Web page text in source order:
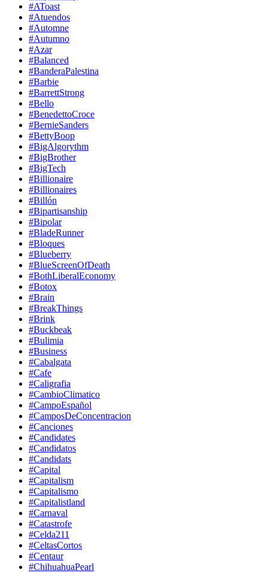
#AToast
#Atuendos
#Automne
#Autumno
#Azar
#Balanced
#BanderaPalestina
#Barbie
#BarrettStrong
#Bello
#BenedettoCroce
#BernieSanders
#BettyBoop
#BigAlgorythm
#BigBrother
#BigTech
#Billionaire
#Billionaires
#Billón
#Bipartisanship
#Bipolar
#BladeRunner
#Bloques
#Blueberry
#BlueScreenOfDeath
#BothLiberalEconomy
#Botox
#Brain
#BreakThings
#Brink
#Buckbeak
#Bulimia
#Business
#Cabalgata
#Cafe
#Caligrafia
#CambioClimatico
#CampoEspañol
#CamposDeConcentracion
#Canciones
#Candidates
#Candidatos
#Candidats
#Capital
#Capitalism
#Capitalismo
#Capitalistland
#Carnaval
#Catastrofe
#Celda211
#CeltasCortos
#Centaur
#ChihuahuaPearl